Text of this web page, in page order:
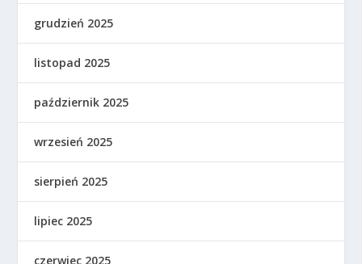
grudzień 2025
listopad 2025
październik 2025
wrzesień 2025
sierpień 2025
lipiec 2025
czerwiec 2025